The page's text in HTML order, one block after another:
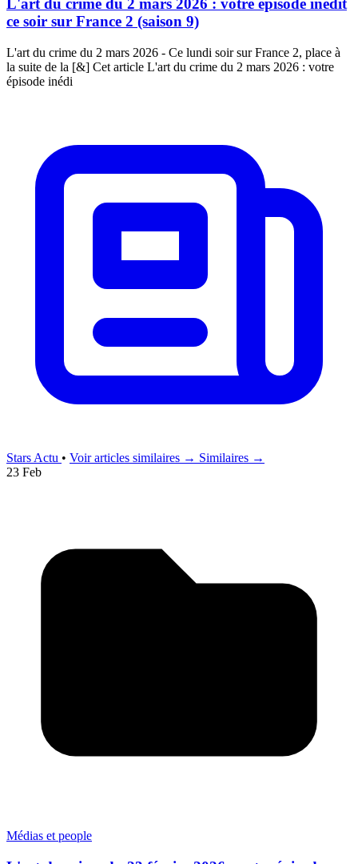
L'art du crime du 2 mars 2026 : votre épisode inédit
ce soir sur France 2 (saison 9)
L'art du crime du 2 mars 2026 - Ce lundi soir sur France 2, place à
la suite de la [&] Cet article L'art du crime du 2 mars 2026 : votre
épisode inédi
Stars Actu • Voir articles similaires → Similaires →
23 Feb
Médias et people